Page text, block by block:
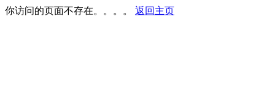
你访问的页面不存在。。。。 返回主页